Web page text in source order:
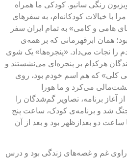
رنگی سانیو. کودکی ما همراه
با خیالات کودکانه‌ام، به سفرهای
هامی و کامی» به تمام ایران سفر
همان ابرقهرمانی که بر همه‌ی
را نجات می‌داد. «پنجره‌ها» یک شوی
هرکدام بر پنجره‌ای می‌نشستند و
کلی» که هم ‌اسم خودم بود، روی
می‌کرد و ما هورا
برنامه، تصاویر گم‌شدگان را
شد و برنامه‌ی کودک، ساعت پنج
دو بعد‌از‌ظهر بود و بعد از آن
غم و غصه‌های زندگی بود و درس